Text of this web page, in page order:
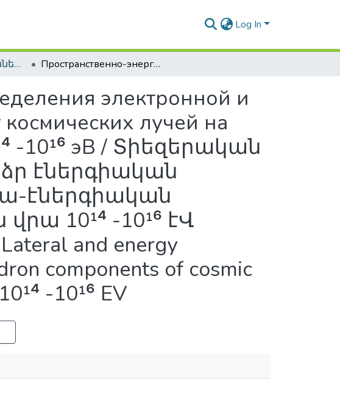
Log In
Ատենախոսություններ և սեղմագրեր / Theses & Abstracts Пространственно-энергетические распределения электронной и высокоэнергичной адронной компонент космических лучей на уровне гор при первичных энергиях 10¹⁴ -10¹⁶ эВ / Տիեզերական ճառագայթների էլեկտրոնային և բարձր էներգիական հադրոնային բաղադրիչների տարածա-էներգիական բաշխոիմները լեռնային բարձրության վրա 10¹⁴ -10¹⁶ էՎ սկզբնական էներգիաների դեպքում / Lateral and energy distributions of electron and high energy hadron components of cosmic rays at mountain level for primary energies 10¹⁴ -10¹⁶ EV
электронной и
лучей на
-10¹⁶ эВ / Տիեզերական
էներգիական
էներգիական
10¹⁴ -10¹⁶ էՎ
and energy
components of cosmic
-10¹⁶ EV